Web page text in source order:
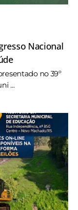
Nacional
no 39º
...